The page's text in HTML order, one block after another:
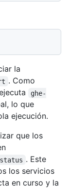
la
. Como
ghe-
lo que
ejecución.
que los
. Este
los servicios
en curso y la